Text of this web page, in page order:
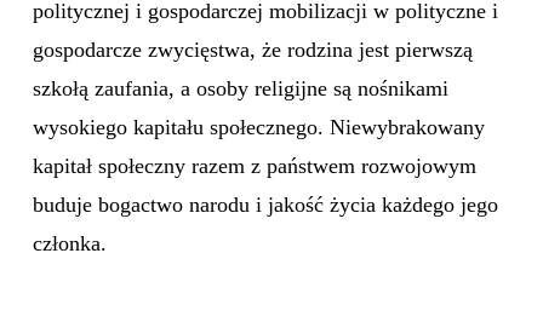
politycznej i gospodarczej mobilizacji w polityczne i
gospodarcze zwycięstwa, że rodzina jest pierwszą
szkołą zaufania, a osoby religijne są nośnikami
wysokiego kapitału społecznego. Niewybrakowany
kapitał społeczny razem z państwem rozwojowym
buduje bogactwo narodu i jakość życia każdego jego
członka.